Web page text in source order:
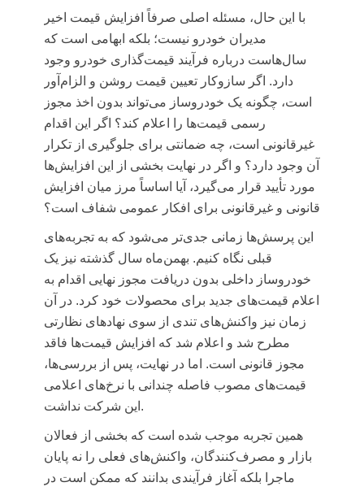
با این حال، مسئله اصلی صرفاً افزایش قیمت اخیر
مدیران خودرو نیست؛ بلکه ابهامی است که
سال‌هاست درباره فرآیند قیمت‌گذاری خودرو وجود
دارد. اگر سازوکار تعیین قیمت روشن و الزام‌آور
است، چگونه یک خودروساز می‌تواند بدون اخذ مجوز
رسمی قیمت‌ها را اعلام کند؟ اگر این اقدام
غیرقانونی است، چه ضمانتی برای جلوگیری از تکرار
آن وجود دارد؟ و اگر در نهایت بخشی از این افزایش‌ها
مورد تأیید قرار می‌گیرد، آیا اساساً مرز میان افزایش
قانونی و غیرقانونی برای افکار عمومی شفاف است؟
این پرسش‌ها زمانی جدی‌تر می‌شود که به تجربه‌های
قبلی نگاه کنیم. بهمن‌ماه سال گذشته نیز یک
خودروساز داخلی بدون دریافت مجوز نهایی اقدام به
اعلام قیمت‌های جدید برای محصولات خود کرد. در آن
زمان نیز واکنش‌های تندی از سوی نهادهای نظارتی
مطرح شد و اعلام شد که افزایش قیمت‌ها فاقد
مجوز قانونی است. اما در نهایت، پس از بررسی‌ها،
قیمت‌های مصوب فاصله چندانی با نرخ‌های اعلامی
این شرکت نداشت.
همین تجربه موجب شده است که بخشی از فعالان
بازار و مصرف‌کنندگان، واکنش‌های فعلی را نه پایان
ماجرا بلکه آغاز فرآیندی بدانند که ممکن است در